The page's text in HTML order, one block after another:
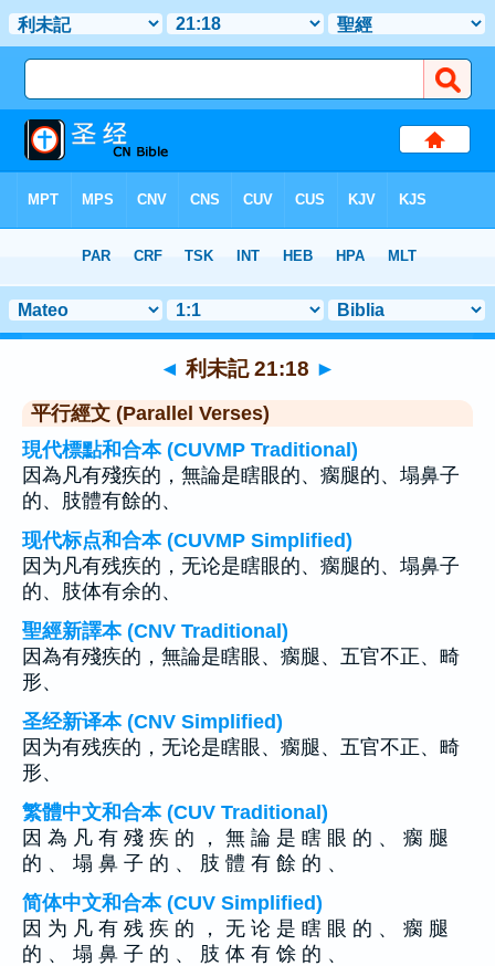
> 聖經金句 18
◄ 利未記 21:18 ►
平行經文 (Parallel Verses)
現代標點和合本 (CUVMP Traditional)
因為凡有殘疾的，無論是瞎眼的、瘸腿的、塌鼻子
的、肢體有餘的、
现代标点和合本 (CUVMP Simplified)
因为凡有残疾的，无论是瞎眼的、瘸腿的、塌鼻子
的、肢体有余的、
聖經新譯本 (CNV Traditional)
因為有殘疾的，無論是瞎眼、瘸腿、五官不正、畸
形、
圣经新译本 (CNV Simplified)
因为有残疾的，无论是瞎眼、瘸腿、五官不正、畸
形、
繁體中文和合本 (CUV Traditional)
因 為 凡 有 殘 疾 的 ， 無 論 是 瞎 眼 的 、 瘸 腿
的 、 塌 鼻 子 的 、 肢 體 有 餘 的 、
简体中文和合本 (CUV Simplified)
因 为 凡 有 残 疾 的 ， 无 论 是 瞎 眼 的 、 瘸 腿
的 、 塌 鼻 子 的 、 肢 体 有 馀 的 、